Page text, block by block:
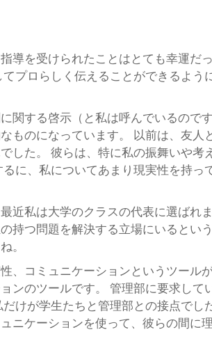
導を受けられたことはとても幸運だ
プロらしく伝えることができるよう
関する啓示（と私は呼んでいるので
ものになっています。 以前は、友人
した。 彼らは、特に私の振舞いや考
に、私についてあまり現実性を持っ
近私は大学のクラスの代表に選ばれ
持つ問題を解決する立場にいるとい
。
、コミュニケーションというツールが
ンのツールです。 管理部に要求して
けが学生たちと管理部との接点でし
ニケーションを使って、彼らの間に